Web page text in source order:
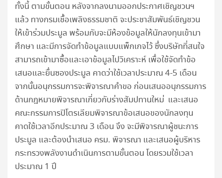
ทั้งนี้ ตามขั้นตอน หลังจากลงนามออกประกาศเชิญชวนฯ
แล้ว ทางกรมเชื้อเพลิงธรรมชาติ จะประชาสัมพันธ์เชิญชวน
ให้เข้าร่วมประมูล พร้อมกับจะมีห้องข้อมูลให้นักลงทุนเข้ามา
ศึกษา และมีการจัดทำข้อมูลแบบแพ็กเกจไว้ ซึ่งบริษัทที่สนใจ
สามารถเข้ามาซื้อและเอาข้อมูลไปวิเคราะห์ เพื่อใช้จัดทำข้อ
เสนอและยื่นซองประมูล คาดว่าใช้เวลาประมาณ 4-5 เดือน
จากนั้นอนุกรรมการจะพิจารณาคำขอ ก่อนเสนออนุกรรมการ
ด้านกฎหมายพิจารณาเกี่ยวกับร่างสัมปทานใหม่ และเสนอ
คณะกรรมการปิโตรเลียมพิจารณาข้อเสนอของนักลงทุน
คาดใช้เวลาอีกประมาณ 3 เดือน จึง จะมีพิจารณาผู้ชนะการ
ประมูล และต้องนำเสนอ ครม. พิจารณา และเสนอผู้บริหาร
กระทรวงพลังงานดำเนินการตามขั้นตอน โดยรวมใช้เวลา
ประมาณ 1 ปี